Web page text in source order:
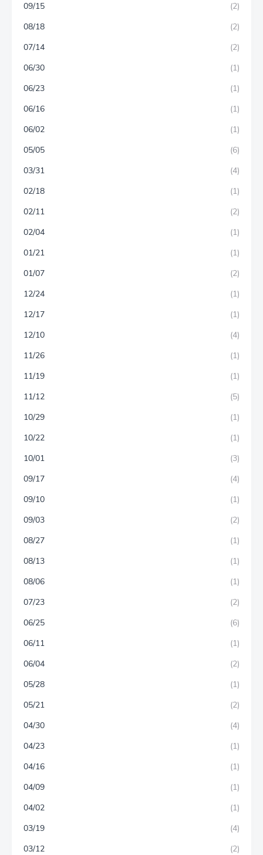
09/15
(2)
08/18
(2)
07/14
(2)
06/30
(1)
06/23
(1)
06/16
(1)
06/02
(1)
05/05
(6)
03/31
(4)
02/18
(1)
02/11
(2)
02/04
(1)
01/21
(1)
01/07
(2)
12/24
(1)
12/17
(1)
12/10
(4)
11/26
(1)
11/19
(1)
11/12
(5)
10/29
(1)
10/22
(1)
10/01
(3)
09/17
(4)
09/10
(1)
09/03
(2)
08/27
(1)
08/13
(1)
08/06
(1)
07/23
(2)
06/25
(6)
06/11
(1)
06/04
(2)
05/28
(1)
05/21
(2)
04/30
(4)
04/23
(1)
04/16
(1)
04/09
(1)
04/02
(1)
03/19
(4)
03/12
(2)